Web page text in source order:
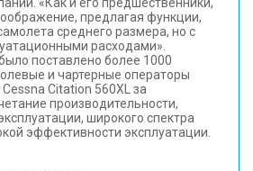
предлагая функции,
среднего размера, но с
расходами».
поставлено более 1000
и чартерные операторы
Citation 560XL за
производительности,
широкого спектра
эффективности эксплуатации.